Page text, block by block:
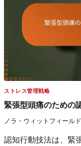
ストレス管理戦略
緊張型頭痛のための
ノラ・ウィットフィールド
認知行動技法は、緊